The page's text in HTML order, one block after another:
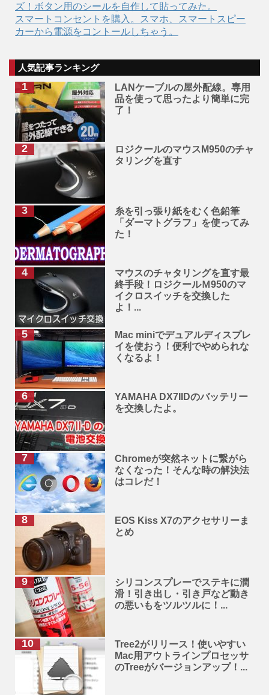
ズ！ボタン用のシールを自作して貼ってみた。
スマートコンセントを購入。スマホ、スマートスピー
カーから電源をコントールしちゃう。
人気記事ランキング
LANケーブルの屋外配線。専用
品を使って思ったより簡単に完
了！
ロジクールのマウスM950のチャ
タリングを直す
糸を引っ張り紙をむく色鉛筆
「ダーマトグラフ」を使ってみ
た！
マウスのチャタリングを直す最
終手段！ロジクールＭ950のマ
イクロスイッチを交換した
よ！...
Mac miniでデュアルディスプレ
イを使おう！便利でやめられな
くなるよ！
YAMAHA DX7IIDのバッテリー
を交換したよ。
Chromeが突然ネットに繋がら
なくなった！そんな時の解決法
はコレだ！
EOS Kiss X7のアクセサリーま
とめ
シリコンスプレーでステキに潤
滑！引き出し・引き戸など動き
の悪いもをツルツルに！...
Tree2がリリース！使いやすい
Mac用アウトラインプロセッサ
のTreeがバージョンアップ！...